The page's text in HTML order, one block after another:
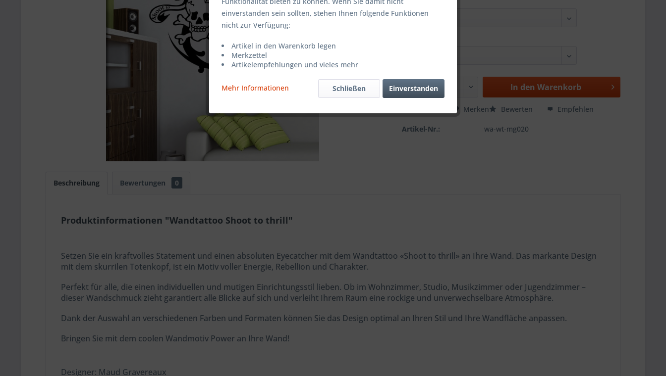
In den Warenkorb
Merken Bewerten Empfehlen
Artikel-Nr.: wa-wt-mg020
Beschreibung Bewertungen 0
Produktinformationen "Wandtattoo Shoot to thrill"
Setzen Sie ein kraftvolles Statement und einen absoluten Eyecatcher mit dem Wandtattoo «Shoot to thrill» an Ihre Wand. Das markante Design
mit dem skurrilen Totenkopf, ist ein Motiv voller Energie, Rebellion und Charakter.
Perfekt für alle, die einen individuellen und mutigen Einrichtungsstil lieben. Ob im Wohnzimmer, Studio, Musikzimmer oder Jugendzimmer –
dieser Wandschmuck zieht garantiert alle Blicke auf sich und verleiht Ihrem Raum eine rockige und unverwechselbare Atmosphäre.
Dank der Auswahl an verschiedenen Farben und Formaten können Sie das Design optimal an Ihren Stil und Ihre Wandfläche anpassen.
Bringen Sie mit dem coolen Wandmotiv Power an Ihre Wand!
Designer: Maud Gravereaux
einverstanden sein sollten, stehen Ihnen folgende Funktionen
nicht zur Verfügung:
Artikel in den Warenkorb legen
Merkzettel
Artikelempfehlungen und vieles mehr
Mehr Informationen Einverstanden
Schließen